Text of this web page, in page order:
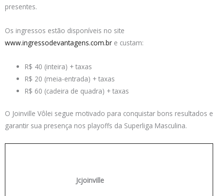
presentes.
Os ingressos estão disponíveis no site
www.ingressodevantagens.com.br e custam:
R$ 40 (inteira) + taxas
R$ 20 (meia-entrada) + taxas
R$ 60 (cadeira de quadra) + taxas
O Joinville Vôlei segue motivado para conquistar bons resultados e
garantir sua presença nos playoffs da Superliga Masculina.
Jcjoinville